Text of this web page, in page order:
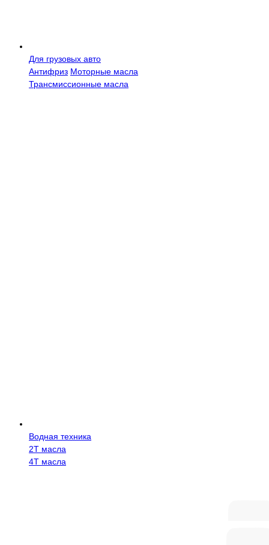
Для грузовых авто
Антифриз Моторные масла
Трансмисcионные масла
Водная техника
2Т масла
4Т масла